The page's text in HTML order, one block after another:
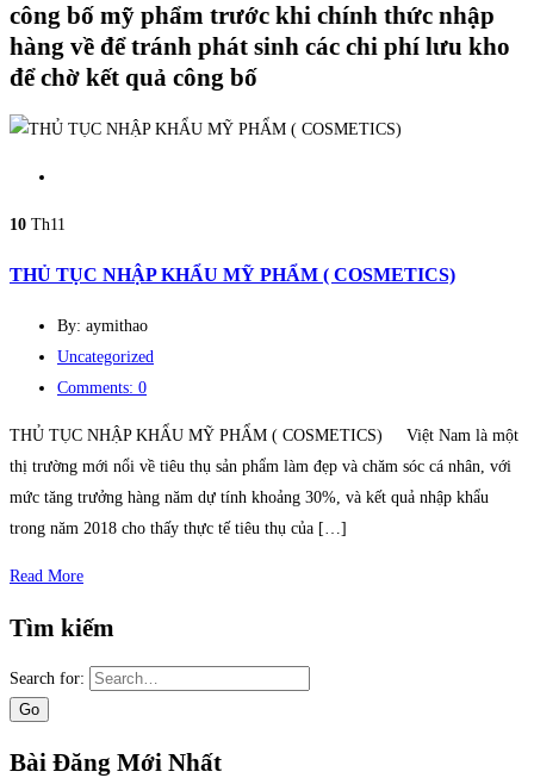
công bố mỹ phẩm trước khi chính thức nhập
hàng về để tránh phát sinh các chi phí lưu kho
để chờ kết quả công bố
10 Th11
THỦ TỤC NHẬP KHẨU MỸ PHẨM ( COSMETICS)
By: aymithao
Uncategorized
Comments: 0
THỦ TỤC NHẬP KHẨU MỸ PHẨM ( COSMETICS) Việt Nam là một
thị trường mới nổi về tiêu thụ sản phẩm làm đẹp và chăm sóc cá nhân, với
mức tăng trưởng hàng năm dự tính khoảng 30%, và kết quả nhập khẩu
trong năm 2018 cho thấy thực tế tiêu thụ của […]
Read More
Tìm kiếm
Search for:
Bài Đăng Mới Nhất